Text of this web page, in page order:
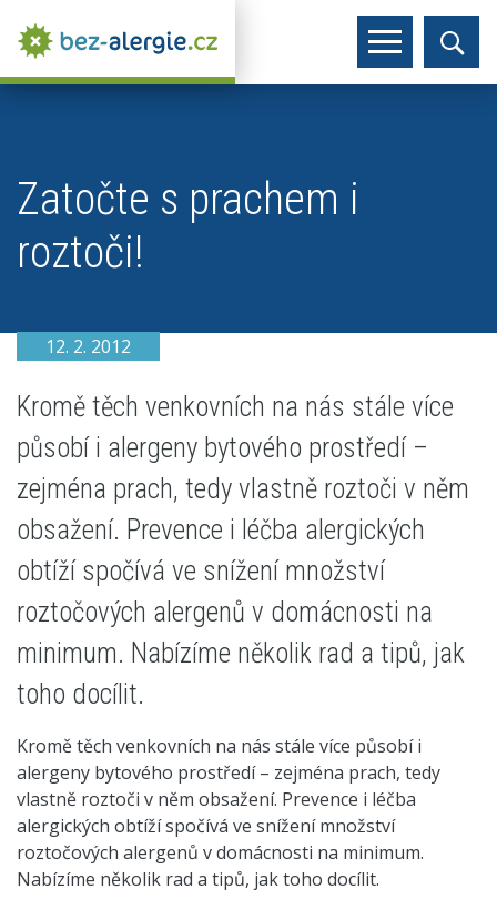
Zatočte s prachem i
roztoči!
12. 2. 2012
Kromě těch venkovních na nás stále více
působí i alergeny bytového prostředí –
zejména prach, tedy vlastně roztoči v něm
obsažení. Prevence i léčba alergických
obtíží spočívá ve snížení množství
roztočových alergenů v domácnosti na
minimum. Nabízíme několik rad a tipů, jak
toho docílit.
Kromě těch venkovních na nás stále více působí i
alergeny bytového prostředí – zejména prach, tedy
vlastně roztoči v něm obsažení. Prevence i léčba
alergických obtíží spočívá ve snížení množství
roztočových alergenů v domácnosti na minimum.
Nabízíme několik rad a tipů, jak toho docílit.